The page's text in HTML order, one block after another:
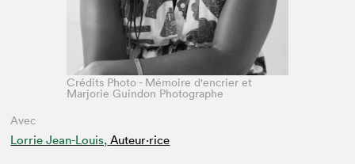
Avec
Lorrie Jean-Louis, Auteur·rice
Crédits Photo - Mémoire d'encrier et
Marjorie Guindon Photographe